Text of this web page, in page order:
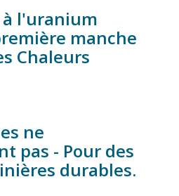
à l'uranium
manche
Chaleurs
ne
pas - Pour des
durables.